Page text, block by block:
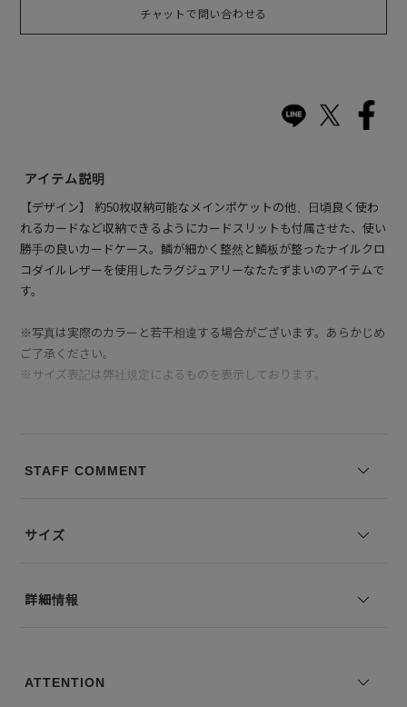
チャットで問い合わせる
アイテム説明
【デザイン】 約50枚収納可能なメインポケットの他、日頃良く使わ
れるカードなど収納できるようにカードスリットも付属させた、使い
勝手の良いカードケース。鱗が細かく整然と鱗板が整ったナイルクロ
コダイルレザーを使用したラグジュアリーなたたずまいのアイテムで
す。
※写真は実際のカラーと若干相違する場合がございます。あらかじめ
ご了承ください。
※サイズ表記は弊社規定によるものを表示しております。
STAFF COMMENT
サイズ
詳細情報
ATTENTION